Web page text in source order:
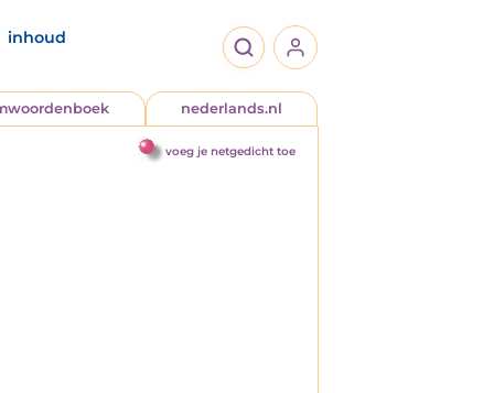
inhoud
nederlands.nl
voeg je netgedicht toe